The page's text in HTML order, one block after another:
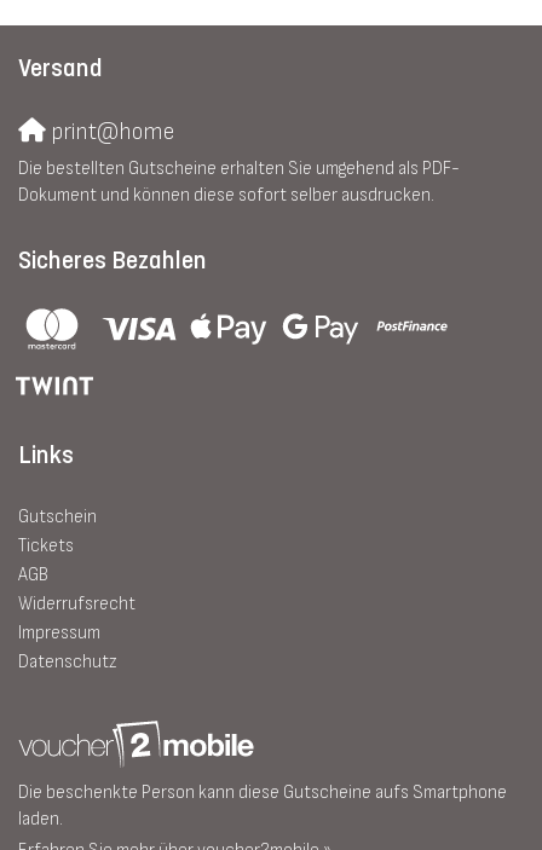
Versand
print@home
Die bestellten Gutscheine erhalten Sie umgehend als PDF-
Dokument und können diese sofort selber ausdrucken.
Sicheres Bezahlen
Links
Gutschein
Tickets
AGB
Widerrufsrecht
Impressum
Datenschutz
Die beschenkte Person kann diese Gutscheine aufs Smartphone
laden.